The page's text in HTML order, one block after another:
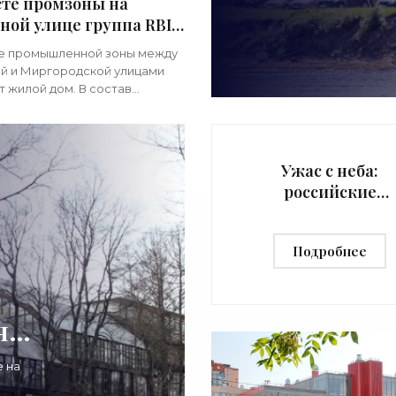
улице группа RBI
жилой дом -
новости
промышленной зоны между
и Миргородской улицами
жилой дом. В состав
входит прокладка
Чернорецкого
на
Ужас с неба:
российские
бомбы наводят
панику на врага
Подробнее